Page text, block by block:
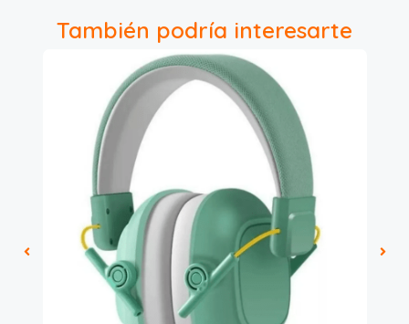
También podría interesarte